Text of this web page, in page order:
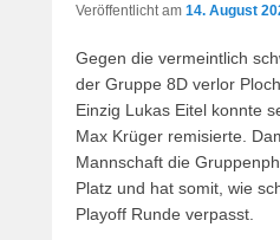
Veröffentlicht am 14. August
Gegen die vermeintlich
der Gruppe 8D verlor
Einzig Lukas Eitel konnte
Max Krüger remisierte.
Mannschaft die
Platz und hat somit, wie
Playoff Runde verpasst.